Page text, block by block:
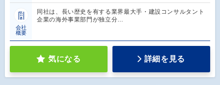
会社
概要
同社は、長い歴史を有する業界最大手・建設コンサルタント
企業の海外事業部門が独立分…
気になる 詳細を見る